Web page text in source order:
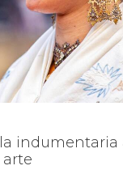
la indumentaria